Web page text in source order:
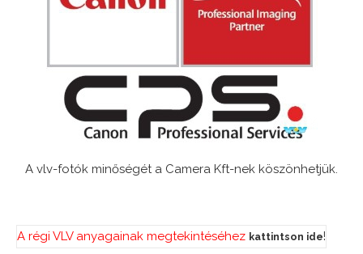
A vlv-fotók minőségét a Camera Kft-nek köszönhetjük.
A régi VLV anyagainak megtekintéséhez kattintson ide!